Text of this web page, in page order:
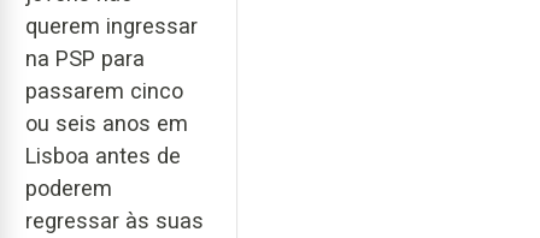
querem ingressar
na PSP para
passarem cinco
ou seis anos em
Lisboa antes de
poderem
regressar às suas